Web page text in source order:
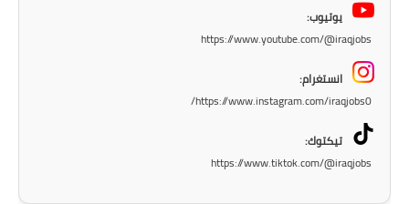
يوتيوب:
https://www.youtube.com/@iraqjobs
انستغرام:
https://www.instagram.com/iraqjobs0/
تيكتوك:
https://www.tiktok.com/@iraqjobs